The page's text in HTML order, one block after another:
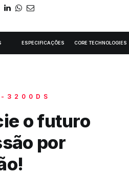
ESPECIFICAÇÕES CORE TECHNOLOGIES
3200DS
o futuro
por